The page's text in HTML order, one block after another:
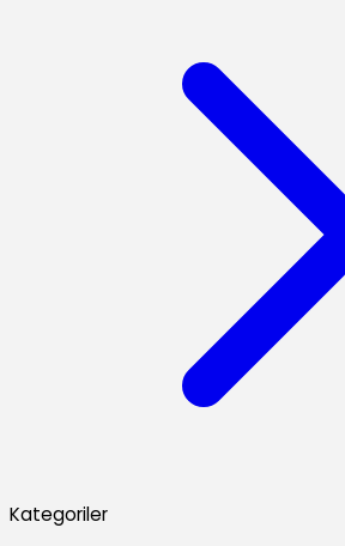
Kategoriler